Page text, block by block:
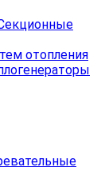
отопления